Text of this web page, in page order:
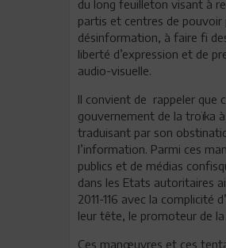
du long feuilleton visant à
partis et centres de
désinformation, à faire fi
liberté d’expression et de
audio-visuelle.
Il convient de rappeler que
gouvernement de la troïka
traduisant par son
l’information. Parmi ces
publics et de médias
dans les Etats autoritaires
2011-116 avec la
leur tête, le promoteur de la
Ces manœuvres et ces